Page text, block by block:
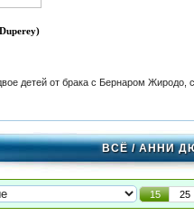
детей от брака с Бернаром
ВСЁ/ АННИ
15 25